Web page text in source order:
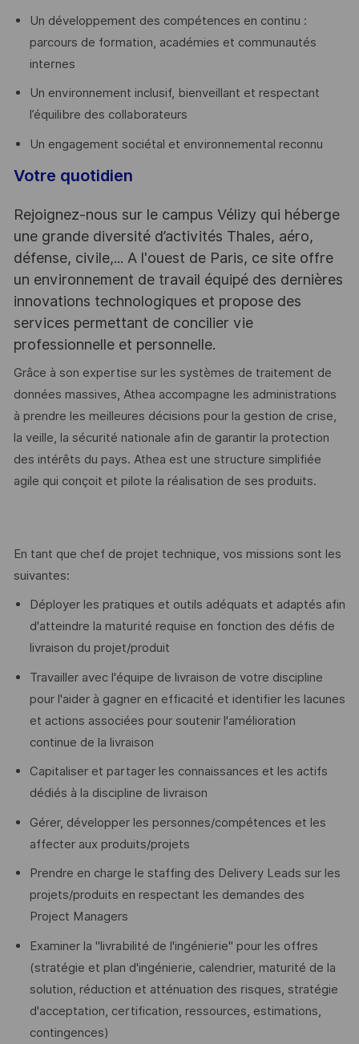
Un développement des compétences en continu :
parcours de formation, académies et communautés
internes
Un environnement inclusif, bienveillant et respectant
l’équilibre des collaborateurs
Un engagement sociétal et environnemental reconnu
Votre quotidien
Rejoignez-nous sur le campus Vélizy qui héberge
une grande diversité d’activités Thales, aéro,
défense, civile,... A l'ouest de Paris, ce site offre
un environnement de travail équipé des dernières
innovations technologiques et propose des
services permettant de concilier vie
professionnelle et personnelle.
Grâce à son expertise sur les systèmes de traitement de
données massives, Athea accompagne les administrations
à prendre les meilleures décisions pour la gestion de crise,
la veille, la sécurité nationale afin de garantir la protection
des intérêts du pays. Athea est une structure simplifiée
agile qui conçoit et pilote la réalisation de ses produits.
En tant que chef de projet technique, vos missions sont les
suivantes:
Déployer les pratiques et outils adéquats et adaptés afin
d'atteindre la maturité requise en fonction des défis de
livraison du projet/produit
Travailler avec l'équipe de livraison de votre discipline
pour l'aider à gagner en efficacité et identifier les lacunes
et actions associées pour soutenir l'amélioration
continue de la livraison
Capitaliser et partager les connaissances et les actifs
dédiés à la discipline de livraison
Gérer, développer les personnes/compétences et les
affecter aux produits/projets
Prendre en charge le staffing des Delivery Leads sur les
projets/produits en respectant les demandes des
Project Managers
Examiner la "livrabilité de l'ingénierie" pour les offres
(stratégie et plan d'ingénierie, calendrier, maturité de la
solution, réduction et atténuation des risques, stratégie
d'acceptation, certification, ressources, estimations,
contingences)